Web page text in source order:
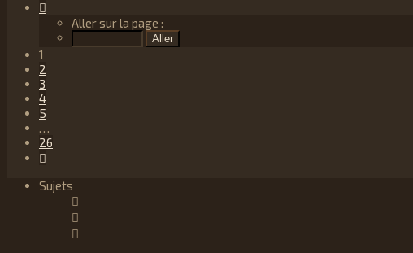
sur
Aller sur la page :
1
2
3
4
5
…
26
Sujets